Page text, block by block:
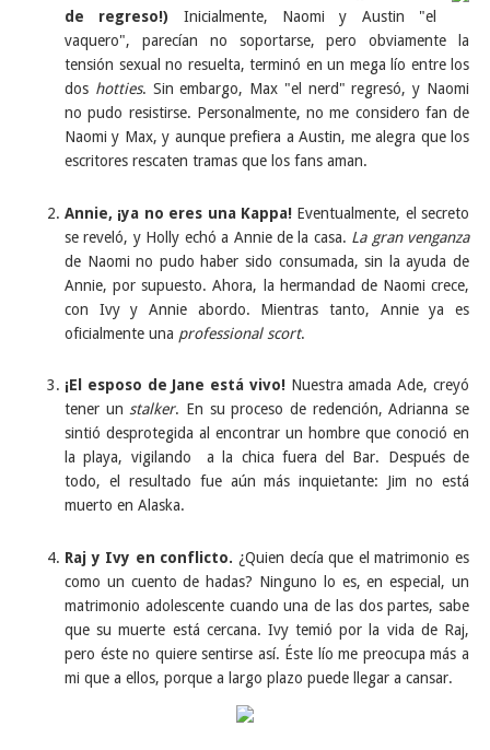
de regreso!) Inicialmente, Naomi y Austin "el
vaquero", parecían no soportarse, pero obviamente la
tensión sexual no resuelta, terminó en un mega lío entre los
dos hotties. Sin embargo, Max "el nerd" regresó, y Naomi
no pudo resistirse. Personalmente, no me considero fan de
Naomi y Max, y aunque prefiera a Austin, me alegra que los
escritores rescaten tramas que los fans aman.
Annie, ¡ya no eres una Kappa!Eventualmente, el secreto
se reveló, y Holly echó a Annie de la casa. La gran venganza
de Naomi no pudo haber sido consumada, sin la ayuda de
Annie, por supuesto. Ahora, la hermandad de Naomi crece,
con Ivy y Annie abordo. Mientras tanto, Annie ya es
oficialmente una professional scort.
¡El esposo de Jane está vivo! Nuestra amada Ade, creyó
tener un stalker. En su proceso de redención, Adrianna se
sintió desprotegida al encontrar un hombre que conoció en
la playa, vigilando a la chica fuera del Bar. Después de
todo, el resultado fue aún más inquietante: Jim no está
muerto en Alaska.
Raj y Ivy en conflicto. ¿Quien decía que el matrimonio es
como un cuento de hadas? Ninguno lo es, en especial, un
matrimonio adolescente cuando una de las dos partes, sabe
que su muerte está cercana. Ivy temió por la vida de Raj,
pero éste no quiere sentirse así. Éste lío me preocupa más a
mi que a ellos, porque a largo plazo puede llegar a cansar.